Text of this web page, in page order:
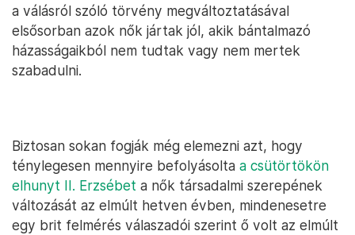
a válásról szóló törvény megváltoztatásával
elsősorban azok nők jártak jól, akik bántalmazó
házasságaikból nem tudtak vagy nem mertek
szabadulni.
Biztosan sokan fogják még elemezni azt, hogy
ténylegesen mennyire befolyásolta a csütörtökön
elhunyt II. Erzsébet a nők társadalmi szerepének
változását az elmúlt hetven évben, mindenesetre
egy brit felmérés válaszadói szerint ő volt az elmúlt